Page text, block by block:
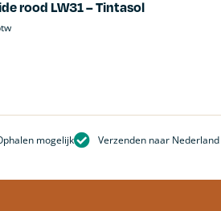
rood LW31 – Tintasol
mogelijk Verzenden naar